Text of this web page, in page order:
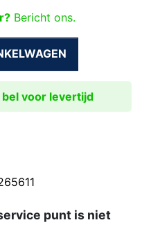
Bericht ons.
voor levertijd
punt is niet